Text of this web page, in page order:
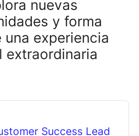
nuevas
y forma
una experiencia
extraordinaria
Success Lead